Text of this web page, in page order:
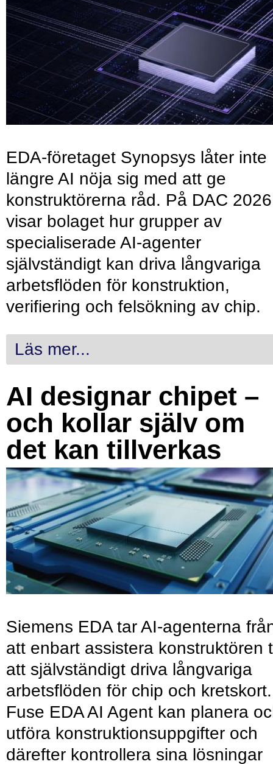
EDA-företaget Synopsys låter inte
längre AI nöja sig med att ge
konstruktörerna råd. På DAC 2026
visar bolaget hur grupper av
specialiserade AI-agenter
självständigt kan driva långvariga
arbetsflöden för konstruktion,
verifiering och felsökning av chip.
Läs mer...
AI designar chipet –
och kollar själv om
det kan tillverkas
Siemens EDA tar AI-agenterna
att enbart assistera konstruktören
att självständigt driva långvariga
arbetsflöden för chip och kretskort.
Fuse EDA AI Agent kan planera
utföra konstruktionsuppgifter och
därefter kontrollera sina lösningar